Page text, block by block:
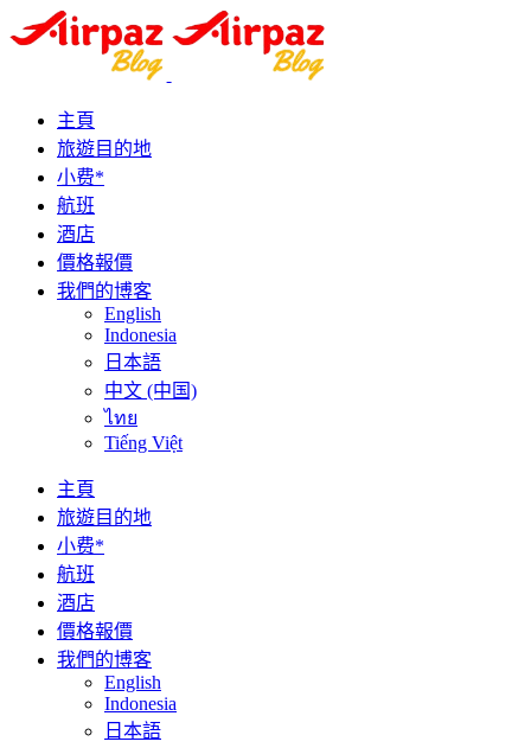
主頁
旅遊目的地
小费*
航班
酒店
價格報價
我們的博客
English
Indonesia
日本語
中文 (中国)
ไทย
Tiếng Việt
主頁
旅遊目的地
小费*
航班
酒店
價格報價
我們的博客
English
Indonesia
日本語